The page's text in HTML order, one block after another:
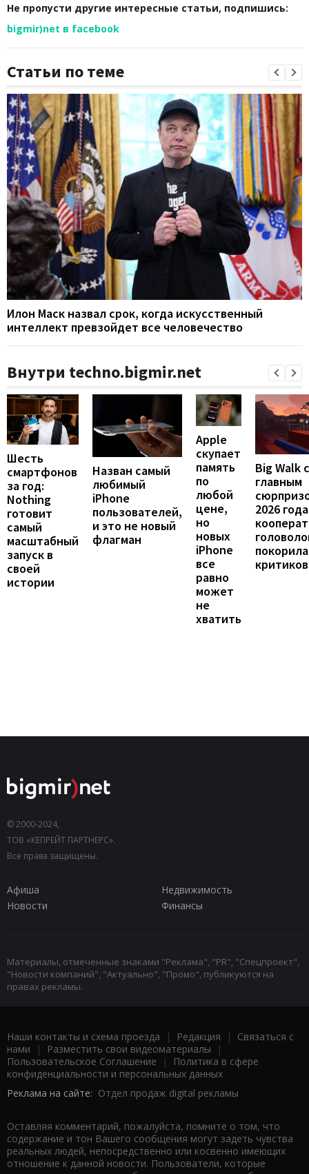
Не пропусти другие интересные статьи, подпишись:
bigmir)net в facebook
Статьи по теме
Илон Маск назвал срок, когда искусственный
интеллект превзойдет все человечество
Внутри techno.bigmir.net
Шесть
смартфонов
за год:
Nothing
готовит
самый
масштабный
запуск в
своей
истории
Назван самый
любимый
iPhone
пользователей,
и это не новый
флагман
Apple
скупает
память
по
любой
цене,
но
новых
iPhone
все
равно
может
не
хватить
Big Walk
главным
2026
покорила
критиков
© 2000-2024,
ТОВ «КЕПРЕЙТ ПАРТНЕРС».
Все права защищены.
Афиша
Недвижимость
Новости
Финансы
Материалы, отмеченные знаками "Реклама", "PR", "Спецпроект",
"Новости компаний", "Актуально", "Промо", публикуются на
правах рекламы.
Наши контакты и схема проезда | Редакция | Связаться с
нами | Разместить свои видеоматериалы |
Пользовательское Соглашение |
Политика в сфере
конфиденциальности и персональных данных
Реклама на сайте: Отдел продаж digital рекламы
Оставляя комментарий, пожалуйста, помните о том, что
содержание и тон Вашего сообщения могут задеть чувства
реальных людей, непосредственно или косвенно имеющих
отношение к данной новости. Пользователи, которые